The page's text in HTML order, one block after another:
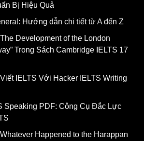
Bị Hiệu Quả
Hướng dẫn chi tiết từ A đến Z
Development of the London
Trong Sách Cambridge IELTS 17
IELTS Với Hacker IELTS Writing
Speaking PDF: Công Cụ Đắc Lực
Happened to the Harappan